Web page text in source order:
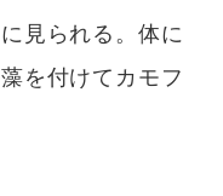
見られる。体に
を付けてカモフ